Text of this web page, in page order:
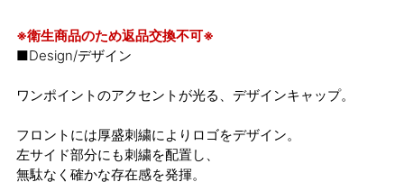
※衛生商品のため返品交換不可※
■Design/デザイン
ワンポイントのアクセントが光る、デザインキャップ。
フロントには厚盛刺繍によりロゴをデザイン。
左サイド部分にも刺繍を配置し、
無駄なく確かな存在感を発揮。